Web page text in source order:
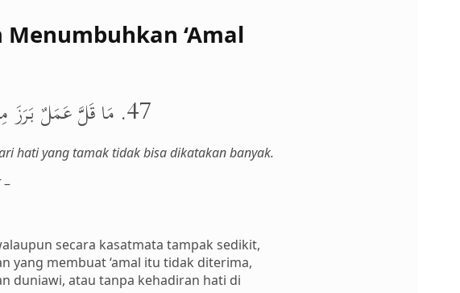
‘Amal
47. مَا قَلَّ عَمَلٌ بَرَزَ مِنْ قَلْبٍ زَاهِدٍ وَ لَا كَثُرَ عَمَلٌ بَرَزَ مِنْ قَلْبٍ رَاغِبٍ
hati yang tamak tidak bisa dikatakan banyak.
–
secara kasatmata tampak sedikit,
yang membuat ‘amal itu tidak diterima,
duniawi, atau tanpa kehadiran hati di